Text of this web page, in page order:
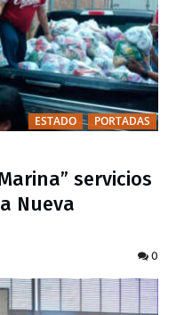
ESTADO PORTADAS
servicios
Nueva
0